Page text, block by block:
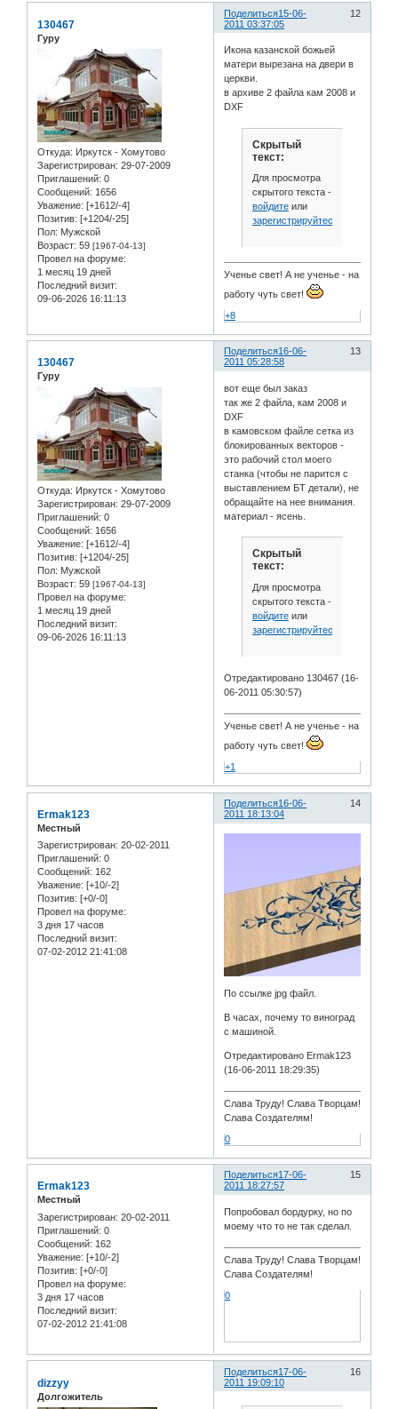
Поделиться 12
15-06-
2011 03:37:05
130467
Гуру
Откуда: Иркутск - Хомутово
Зарегистрирован: 29-07-2009
Приглашений: 0
Сообщений: 1656
Уважение: [+1612/-4]
Позитив: [+1204/-25]
Пол: Мужской
Возраст: 59 [1967-04-13]
Провел на форуме:
1 месяц 19 дней
Последний визит:
09-06-2026 16:11:13
Икона казанской божьей
матери вырезана на двери в
церкви.
в архиве 2 файла кам 2008 и
DXF
Скрытый
текст:
Для просмотра
скрытого текста -
войдитеили
зарегистрируйтесь
Ученье свет! А не ученье - на
работу чуть свет!
+8
Поделиться 13
16-06-
2011 05:28:58
130467
Гуру
Откуда: Иркутск - Хомутово
Зарегистрирован: 29-07-2009
Приглашений: 0
Сообщений: 1656
Уважение: [+1612/-4]
Позитив: [+1204/-25]
Пол: Мужской
Возраст: 59 [1967-04-13]
Провел на форуме:
1 месяц 19 дней
Последний визит:
09-06-2026 16:11:13
вот еще был заказ
так же 2 файла, кам 2008 и
DXF
в камовском файле сетка из
блокированных векторов -
это рабочий стол моего
станка (чтобы не парится с
выставлением БТ детали), не
обращайте на нее внимания.
материал - ясень.
Скрытый
текст:
Для просмотра
скрытого текста -
войдитеили
зарегистрируйтесь
Отредактировано 130467 (16-
06-2011 05:30:57)
Ученье свет! А не ученье - на
работу чуть свет!
+1
Поделиться 14
16-06-
2011 18:13:04
Ermak123
Местный
Зарегистрирован: 20-02-2011
Приглашений: 0
Сообщений: 162
Уважение: [+10/-2]
Позитив: [+0/-0]
Провел на форуме:
3 дня 17 часов
Последний визит:
07-02-2012 21:41:08
По ссылке jpg файл.
В часах, почему то виноград
с машиной.
Отредактировано Ermak123
(16-06-2011 18:29:35)
Слава Труду! Слава Творцам!
Слава Создателям!
0
Поделиться 15
17-06-
2011 18:27:57
Ermak123
Местный
Зарегистрирован: 20-02-2011
Приглашений: 0
Сообщений: 162
Уважение: [+10/-2]
Позитив: [+0/-0]
Провел на форуме:
3 дня 17 часов
Последний визит:
07-02-2012 21:41:08
Попробовал бордурку, но по
моему что то не так сделал.
Слава Труду! Слава Творцам!
Слава Создателям!
0
Поделиться 16
17-06-
2011 19:09:10
dizzyy
Долгожитель